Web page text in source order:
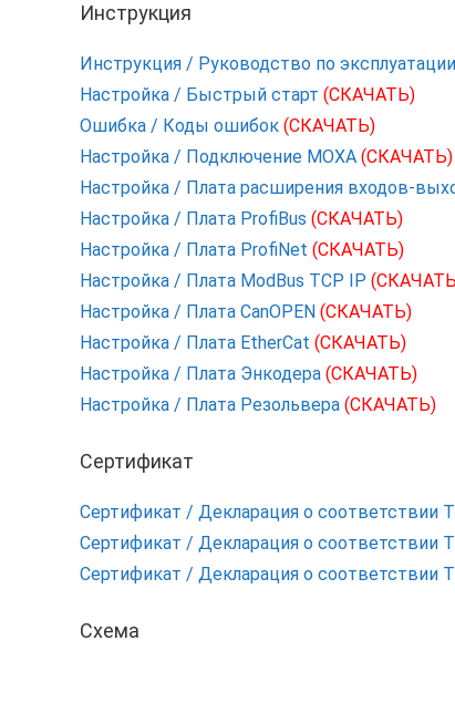
Инструкция
Инструкция / Руководство по эксплуатации
Настройка / Быстрый старт (СКАЧАТЬ)
Ошибка / Коды ошибок (СКАЧАТЬ)
Настройка / Подключение MOXA (СКАЧАТЬ)
Настройка / Плата расширения входов-
Настройка / Плата ProfiBus (СКАЧАТЬ)
Настройка / Плата ProfiNet (СКАЧАТЬ)
Настройка / Плата ModBus TCP IP
Настройка / Плата CanOPEN (СКАЧАТЬ)
Настройка / Плата EtherCat (СКАЧАТЬ)
Настройка / Плата Энкодера (СКАЧАТЬ)
Настройка / Плата Резольвера (СКАЧАТЬ)
Сертификат
Сертификат / Декларация о соответствии
Сертификат / Декларация о соответствии
Сертификат / Декларация о соответствии
Схема